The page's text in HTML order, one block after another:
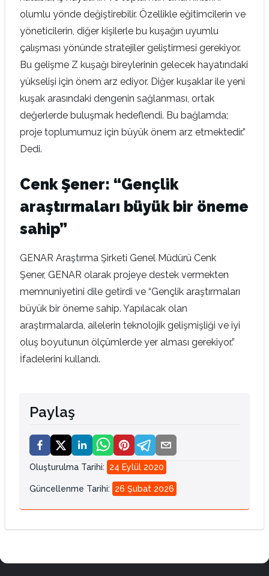
olumlu yönde değiştirebilir. Özellikle eğitimcilerin ve
yöneticilerin, diğer kişilerle bu kuşağın uyumlu
çalışması yönünde stratejiler geliştirmesi gerekiyor.
Bu gelişme Z kuşağı bireylerinin gelecek hayatındaki
yükselişi için önem arz ediyor. Diğer kuşaklar ile yeni
kuşak arasındaki dengenin sağlanması, ortak
değerlerde buluşmak hedeflendi. Bu bağlamda;
proje toplumumuz için büyük önem arz etmektedir.”
Dedi.
Cenk Şener: “Gençlik
araştırmaları büyük bir öneme
sahip”
GENAR Araştırma Şirketi Genel Müdürü Cenk
Şener, GENAR olarak projeye destek vermekten
memnuniyetini dile getirdi ve “Gençlik araştırmaları
büyük bir öneme sahip. Yapılacak olan
araştırmalarda, ailelerin teknolojik gelişmişliği ve iyi
oluş boyutunun ölçümlerde yer alması gerekiyor.”
İfadelerini kullandı.
Paylaş
Oluşturulma Tarihi: 24 Eylül 2020
Güncellenme Tarihi: 26 Şubat 2026